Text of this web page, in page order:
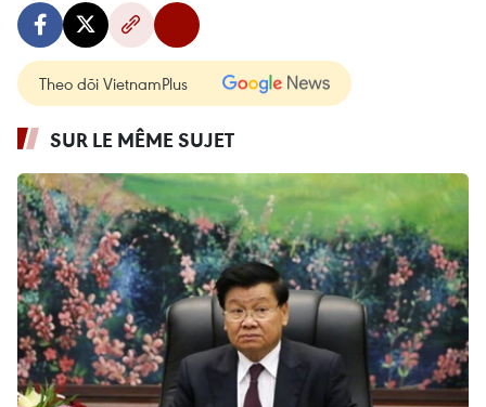
Theo dõi VietnamPlus
SUR LE MÊME SUJET